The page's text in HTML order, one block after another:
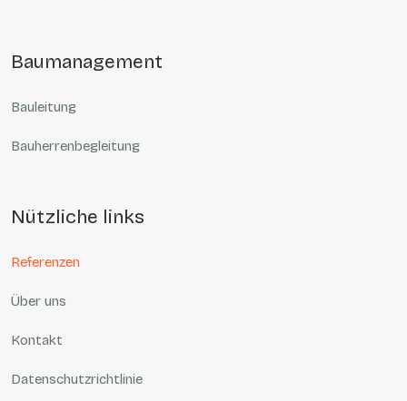
baumanagement
Bauleitung
Bauherrenbegleitung
nützliche links
Referenzen
Über uns
Kontakt
Datenschutzrichtlinie